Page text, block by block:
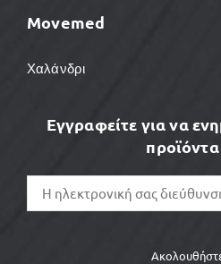
Movemed
Χαλάνδρι
Εγγραφείτε για να